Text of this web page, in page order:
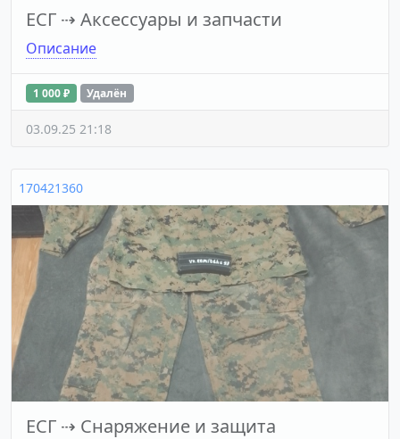
ЕСГ ⇢ Аксессуары и запчасти
Описание
1 000 ₽ Удалён
03.09.25 21:18
170421360
ЕСГ ⇢ Снаряжение и защита